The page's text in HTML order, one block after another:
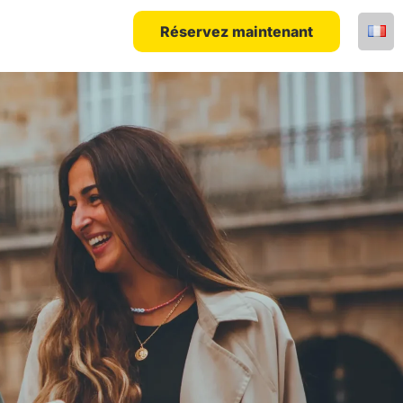
Réservez maintenant